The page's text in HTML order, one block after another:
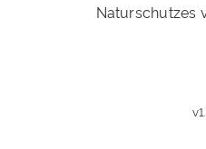
Naturschutzes